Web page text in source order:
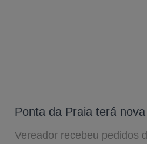
Ponta da Praia terá
Vereador recebeu pedidos